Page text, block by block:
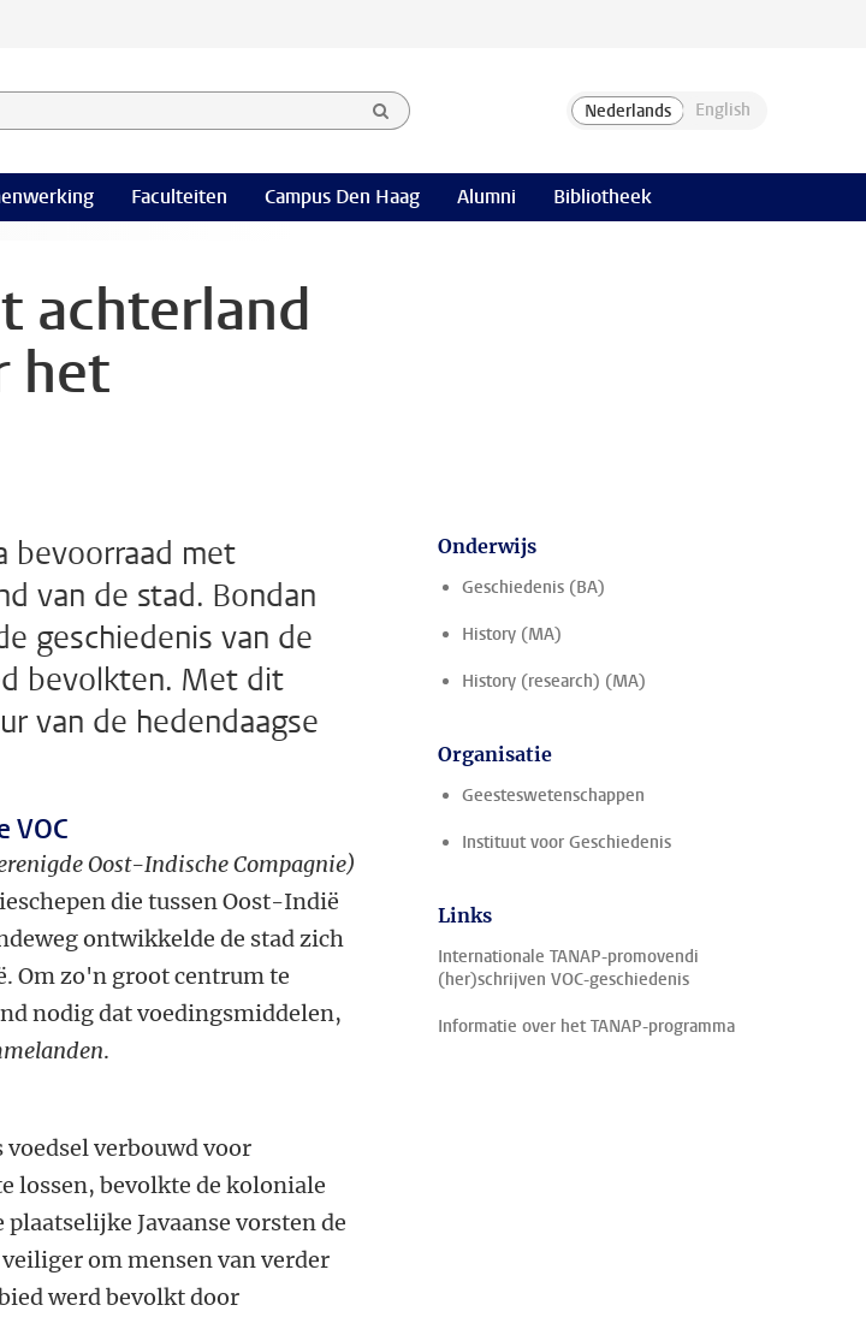
selecteer categorie
Faculteiten Campus Den Haag Alumni Bibliotheek
achterland
het
bevoorraad met
van de stad. Bondan
geschiedenis van de
bevolkten. Met dit
van de hedendaagse
VOC
Oost-Indische Compagnie)
die tussen Oost-Indië
ontwikkelde de stad zich
Om zo'n groot centrum te
nodig dat voedingsmiddelen,
.
verbouwd voor
lossen, bevolkte de koloniale
Javaanse vorsten de
om mensen van verder
werd bevolkt door
Onderwijs
Geschiedenis (BA)
History (MA)
History (research) (MA)
Organisatie
Geesteswetenschappen
Instituut voor Geschiedenis
Links
Internationale TANAP-promovendi
(her)schrijven VOC-geschiedenis
Informatie over het TANAP-programma